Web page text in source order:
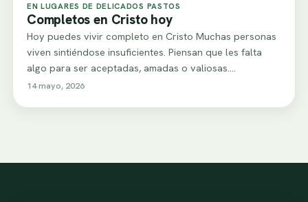
EN LUGARES DE DELICADOS PASTOS
Completos en Cristo hoy
Hoy puedes vivir completo en Cristo Muchas personas
viven sintiéndose insuficientes. Piensan que les falta
algo para ser aceptadas, amadas o valiosas.…
14 mayo, 2026